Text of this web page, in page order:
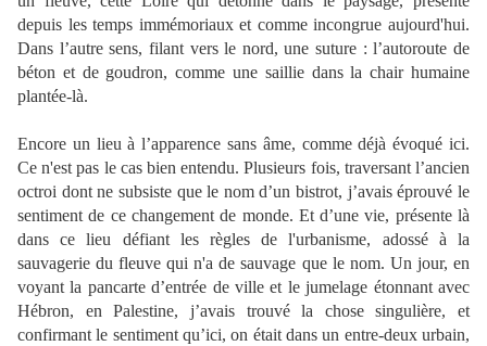
depuis les temps immémoriaux et comme incongrue aujourd'hui.
Dans l’autre sens, filant vers le nord, une suture : l’autoroute de
béton et de goudron, comme une saillie dans la chair humaine
plantée-là.
Encore un lieu à l’apparence sans âme, comme déjà évoqué ici.
Ce n'est pas le cas bien entendu. Plusieurs fois, traversant l’ancien
octroi dont ne subsiste que le nom d’un bistrot, j’avais éprouvé le
sentiment de ce changement de monde. Et d’une vie, présente là
dans ce lieu défiant les règles de l'urbanisme, adossé à la
sauvagerie du fleuve qui n'a de sauvage que le nom. Un jour, en
voyant la pancarte d’entrée de ville et le jumelage étonnant avec
Hébron, en Palestine, j’avais trouvé la chose singulière, et
confirmant le sentiment qu’ici, on était dans un entre-deux urbain,